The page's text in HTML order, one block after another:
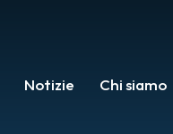
Notizie Chi siamo